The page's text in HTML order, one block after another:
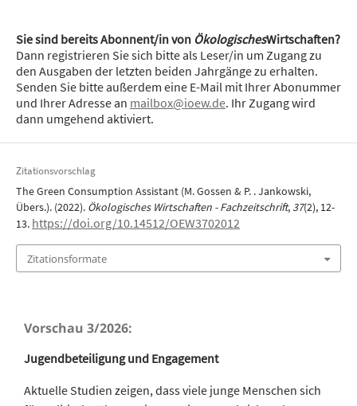
Sie sind bereits Abonnent/in von ÖkologischesWirtschaften?
Dann registrieren Sie sich bitte als Leser/in um Zugang zu
den Ausgaben der letzten beiden Jahrgänge zu erhalten.
Senden Sie bitte außerdem eine E-Mail mit Ihrer Abonummer
und Ihrer Adresse an mailbox@ioew.de. Ihr Zugang wird
dann umgehend aktiviert.
Zitationsvorschlag
The Green Consumption Assistant (M. Gossen & P. . Jankowski,
Übers.). (2022). Ökologisches Wirtschaften - Fachzeitschrift, 37(2), 12-
13. https://doi.org/10.14512/OEW3702012
Zitationsformate
Vorschau 3/2026:
Jugendbeteiligung und Engagement
Aktuelle Studien zeigen, dass viele junge Menschen sich